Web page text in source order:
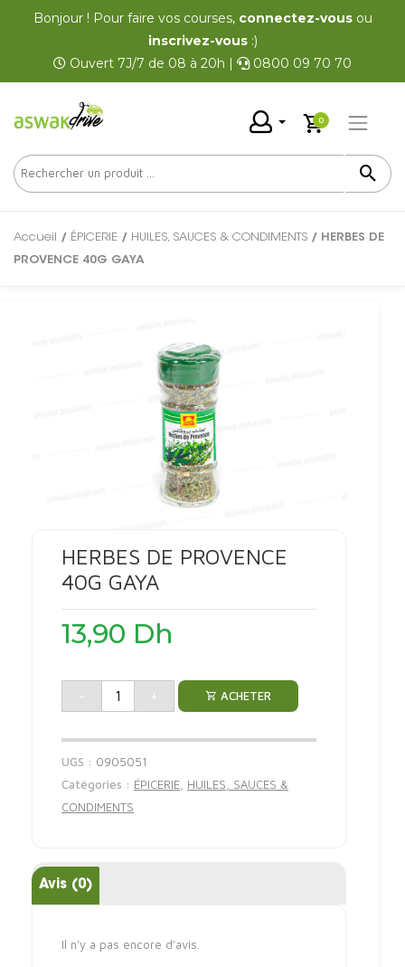
Bonjour ! Pour faire vos courses, connectez-vousou
inscrivez-vous:)
Ouvert 7J/7 de 08 à 20h |
0800 09 70 70
0
Accueil / ÉPICERIE / HUILES, SAUCES & CONDIMENTS / HERBES DE
PROVENCE 40G GAYA
HERBES DE PROVENCE
40G GAYA
13,90 Dh
- + ACHETER
UGS : 0905051
Catégories : ÉPICERIE HUILES, SAUCES &
CONDIMENTS
Avis (0)
Il n’y a pas encore d’avis.